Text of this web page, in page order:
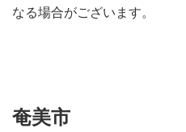
なる場合がございます。
奄美市